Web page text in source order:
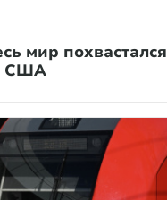
мир похвастался
США